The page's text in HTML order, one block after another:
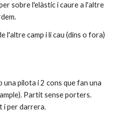
sobre l'elàstic i caure a l'altre
l'altre camp i li cau (dins o fora)
una pilota i 2 cons que fan una
Partit sense porters.
i per darrera.